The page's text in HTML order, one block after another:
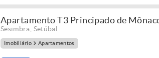
Apartamento T3 Principado de
Sesimbra Setúbal
Imobiliário Apartamentos